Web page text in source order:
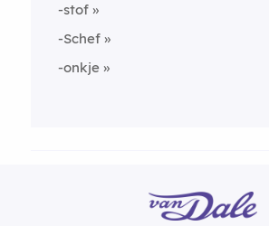
-stof
-Schef
-onkje